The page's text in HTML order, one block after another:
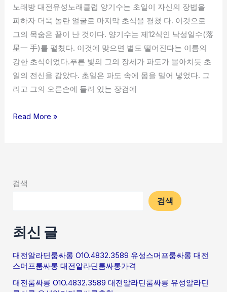
노래방 대전유성노래클럽 양기수는 초일이 자신의 장법을
피하자 더욱 놀란 얼굴로 마지막 초식을 펼쳤 다. 이것으로
그의 목숨은 끝이 난 것이다. 양기수는 제12식인 낙성일수(落
星一 手)를 펼쳤다. 이것에 맞으면 별도 떨어진다는 이름의
강한 초식이었다.푸른 빛의 그의 장세가 파도가 몰아치듯 초
일의 전신을 감았다. 초일은 파도 속에 몸을 밀어 넣었다. 그
리고 그의 오른손에 들려 있는 장검에
Read More »
검색
검색
최신 글
대전알라딘룸싸롱 O1O.4832.3589 유성스머프룸싸롱 대전
스머프룸싸롱 대전알라딘룸싸롱가격
대전룸싸롱 O1O.4832.3589 대전알라딘룸싸롱 유성알라딘